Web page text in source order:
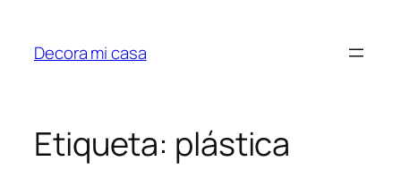
contenido
Decora mi casa
Etiqueta: plástica